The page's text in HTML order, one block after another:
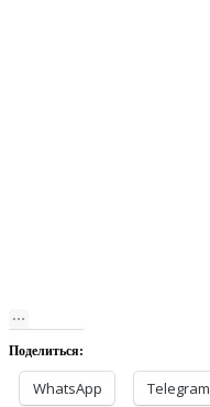
Поделиться:
WhatsApp Telegram